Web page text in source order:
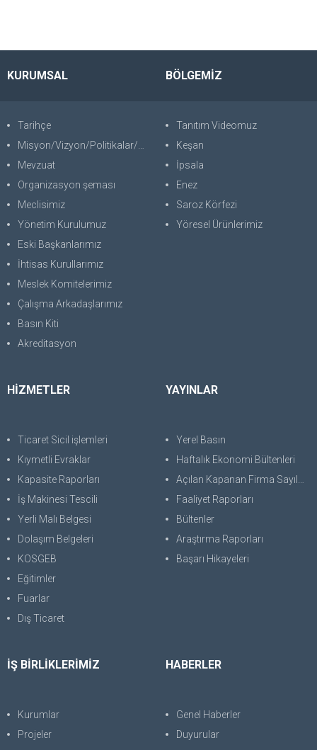
KURUMSAL
Tarihçe
Misyon/Vizyon/Politikalar/SWOT
Mevzuat
Organizasyon şeması
Meclisimiz
Yönetim Kurulumuz
Eski Başkanlarımız
İhtisas Kurullarımız
Meslek Komitelerimiz
Çalışma Arkadaşlarımız
Basın Kiti
Akreditasyon
BÖLGEMİZ
Tanıtım Videomuz
Keşan
İpsala
Enez
Saroz Körfezi
Yöresel Ürünlerimiz
HİZMETLER
Ticaret Sicil işlemleri
Kıymetli Evraklar
Kapasite Raporları
İş Makinesi Tescili
Yerli Malı Belgesi
Dolaşım Belgeleri
KOSGEB
Eğitimler
Fuarlar
Dış Ticaret
YAYINLAR
Yerel Basın
Haftalık Ekonomi Bültenleri
Açılan Kapanan Firma Sayıları
Faaliyet Raporları
Bültenler
Araştırma Raporları
Başarı Hikayeleri
İŞ BİRLİKLERİMİZ
Kurumlar
Projeler
HABERLER
Genel Haberler
Duyurular